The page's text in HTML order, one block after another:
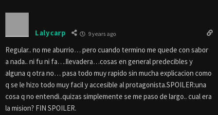
Lalycarp 9 years ago
Regular.. no me aburrio… pero cuando termino me quede con sabor
a nada.. ni fu ni fa….llevadera…cosas en general predecibles y
alguna q otra no… pasa todo muy rapido sin mucha explicacion como
q se le hizo todo muy facil y accesible al protagonista.SPOILER:una
cosa q no entendi..quizas simplemente se me paso de largo.. cual era
la mision? FIN SPOILER.